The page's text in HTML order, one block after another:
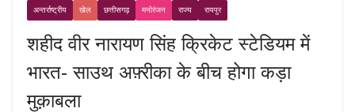
अन्तर्राष्ट्रीय खेल छत्तीसगढ़ मनोरंजन राज्य रायपुर
शहीद वीर नारायण सिंह क्रिकेट स्टेडियम में
भारत- साउथ अफ़्रीका के बीच होगा कड़ा
मुक़ाबला